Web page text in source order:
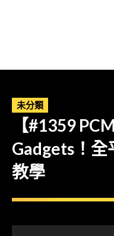
未分類
【#1359
Gadgets！全
教學